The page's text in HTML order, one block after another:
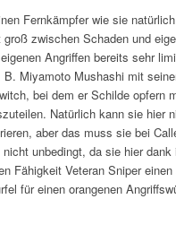
Fernkämpfer wie sie
zwischen Schaden und
Angriffen bereits sehr
Miyamoto Mushashi mit
bei dem er Schilde opfern
Natürlich kann sie hier
aber das muss sie bei
unbedingt, da sie hier dank
Fähigkeit Veteran Sniper
für einen orangenen